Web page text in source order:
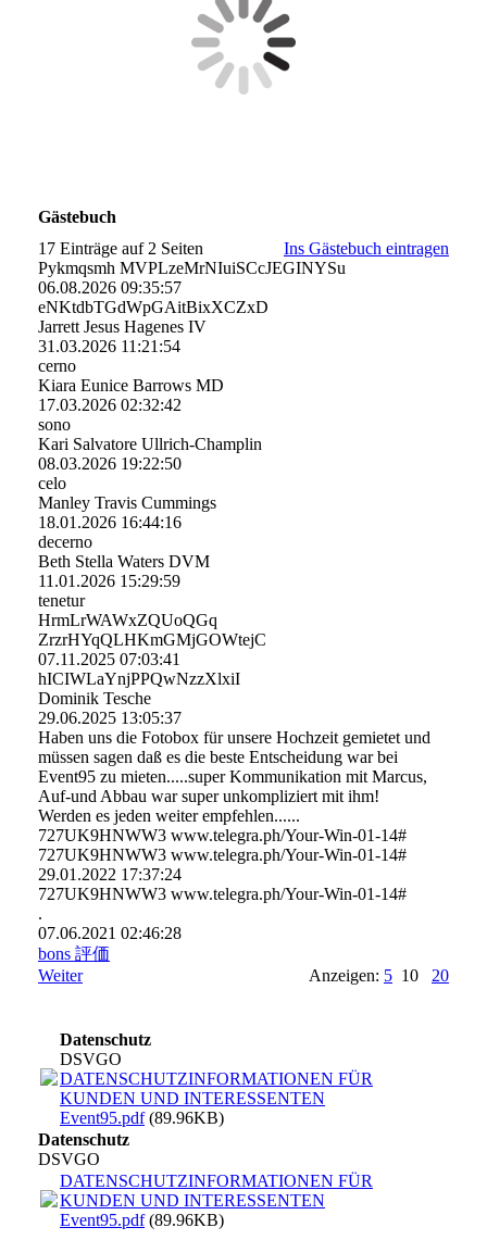
Gästebuch
17 Einträge auf 2 Seiten
Ins Gästebuch eintragen
Pykmqsmh MVPLzeMrNIuiSCcJEGINYSu
06.08.2026 09:35:57
eNKtdbTGdWpGAitBixXCZxD
Jarrett Jesus Hagenes IV
31.03.2026 11:21:54
cerno
Kiara Eunice Barrows MD
17.03.2026 02:32:42
sono
Kari Salvatore Ullrich-Champlin
08.03.2026 19:22:50
celo
Manley Travis Cummings
18.01.2026 16:44:16
decerno
Beth Stella Waters DVM
11.01.2026 15:29:59
tenetur
HrmLrWAWxZQUoQGq
ZrzrHYqQLHKmGMjGOWtejC
07.11.2025 07:03:41
hICIWLaYnjPPQwNzzXlxiI
Dominik Tesche
29.06.2025 13:05:37
Haben uns die Fotobox für unsere Hochzeit gemietet und
müssen sagen daß es die beste Entscheidung war bei
Event95 zu mieten.....super Kommunikation mit Marcus,
Auf-und Abbau war super unkompliziert mit ihm!
Werden es jeden weiter empfehlen......
727UK9HNWW3 www.telegra.ph/Your-Win-01-14#
727UK9HNWW3 www.telegra.ph/Your-Win-01-14#
29.01.2022 17:37:24
727UK9HNWW3 www.­telegra.­ph/­Your-­Win-­01-­14#­
.
07.06.2021 02:46:28
bons 評価
Weiter
Anzeigen: 5 10 20
Datenschutz
DSVGO
DATENSCHUTZINFORMATIONEN FÜR
KUNDEN UND INTERESSENTEN
Event95.pdf(89.96KB)
Datenschutz
DSVGO
DATENSCHUTZINFORMATIONEN FÜR
KUNDEN UND INTERESSENTEN
Event95.pdf(89.96KB)